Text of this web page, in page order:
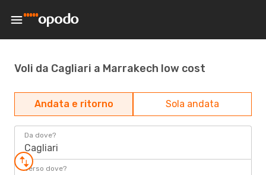
Voli da Cagliari a Marrakech low cost
Andata e ritorno Sola andata
Da dove?
Cagliari
Verso dove?